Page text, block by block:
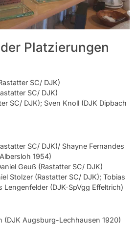
Platzierungen
SC/ DJK)
SC/ DJK)
SC/ DJK); Sven Knoll (DJK Dipbach
SC/ DJK)/ Shayne Fernandes
1954)
Geuß (Rastatter SC/ DJK)
Stolzer (Rastatter SC/ DJK); Tobias
Lengenfelder (DJK-SpVgg Effeltrich)
(DJK Augsburg-Lechhausen 1920)